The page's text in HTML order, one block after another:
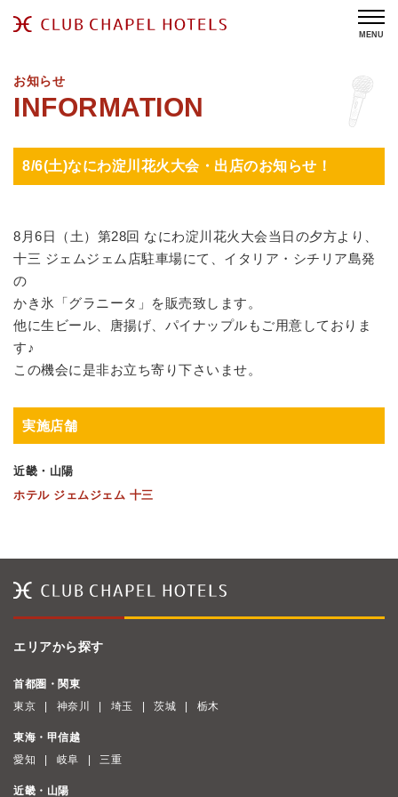
MENU
お知らせ
8/6(土)なにわ淀川花火大会・出店のお知らせ！
8月6日（土）第28回 なにわ淀川花火大会当日の夕方より、
十三 ジェムジェム店駐車場にて、イタリア・シチリア島発
の
かき氷「グラニータ」を販売致します。
他に生ビール、唐揚げ、パイナップルもご用意しておりま
す♪
この機会に是非お立ち寄り下さいませ。
実施店舗
近畿・山陽
ホテル ジェムジェム 十三
エリアから探す
首都圏・関東
東京
神奈川 埼玉 茨城 栃木
東海・甲信越
愛知
岐阜 三重
近畿・山陽